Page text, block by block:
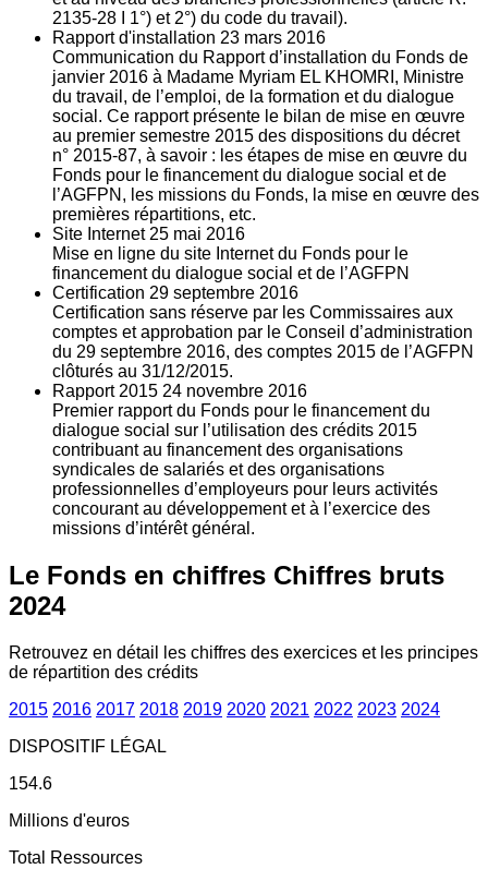
2135‐28 I 1°) et 2°) du code du travail).
Rapport d'installation 23 mars 2016
Communication du Rapport d’installation du Fonds de
janvier 2016 à Madame Myriam EL KHOMRI, Ministre
du travail, de l’emploi, de la formation et du dialogue
social. Ce rapport présente le bilan de mise en œuvre
au premier semestre 2015 des dispositions du décret
n° 2015-87, à savoir : les étapes de mise en œuvre du
Fonds pour le financement du dialogue social et de
l’AGFPN, les missions du Fonds, la mise en œuvre des
premières répartitions, etc.
Site Internet 25 mai 2016
Mise en ligne du site Internet du Fonds pour le
financement du dialogue social et de l’AGFPN
Certification 29 septembre 2016
Certification sans réserve par les Commissaires aux
comptes et approbation par le Conseil d’administration
du 29 septembre 2016, des comptes 2015 de l’AGFPN
clôturés au 31/12/2015.
Rapport 2015 24 novembre 2016
Premier rapport du Fonds pour le financement du
dialogue social sur l’utilisation des crédits 2015
contribuant au financement des organisations
syndicales de salariés et des organisations
professionnelles d’employeurs pour leurs activités
concourant au développement et à l’exercice des
missions d’intérêt général.
Le Fonds en chiffres Chiffres bruts
2024
Retrouvez en détail les chiffres des exercices et les principes
de répartition des crédits
2015 2016 2017 2018 2019 2020 2021 2022 2023 2024
DISPOSITIF LÉGAL
154.6
Millions d'euros
Total Ressources